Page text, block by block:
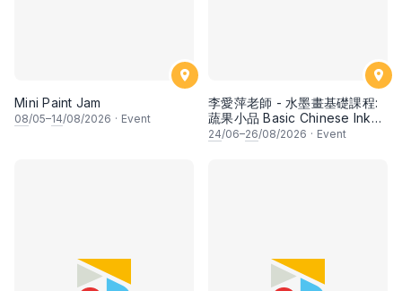
Mini Paint Jam
08/05–14/08/2026 · Event
李愛萍老師 - 水墨畫基礎課程:
蔬果小品 Basic Chinese Ink
Painting: Vegetable and
24/06–26/08/2026 · Event